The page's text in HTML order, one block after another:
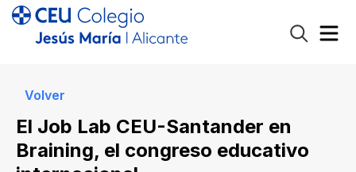
Volver
El Job Lab CEU-Santander en
Braining, el congreso educativo